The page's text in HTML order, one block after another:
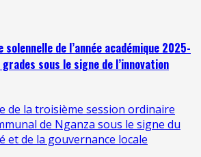
de l’année académique 2025-
sous le signe de l’innovation
de la troisième session ordinaire
de Nganza sous le signe du
et de la gouvernance locale